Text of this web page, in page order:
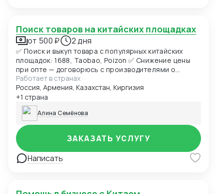
Поиск товаров на китайских площадках
от 500 ₽ 2 дня
✅ Поиск и выкуп товара с популярных китайских
площадок: 1688, Taobao, Poizon ✅ Снижение цены
при опте — договорюсь с производителями о
лучших условиях ✅ Предоставлю фото- и
видеоотчет перед отправкой ✅ Надежная упаковка
— минимизация рисков повреждений при перевозке
✅ Доставка товара до склада в Москву, отправка в
любой город России (ТК на выбор) ✅ Также
доставлю в Армению, Беларусь, Казахстан,
Кыргызстан ✅ Полное сопровождение — от заказа
до получения
Работает в странах
Россия, Армения, Казахстан, Киргизия
+1 страна
Алина Семёнова
Написать
ЗАКАЗАТЬ УСЛУГУ